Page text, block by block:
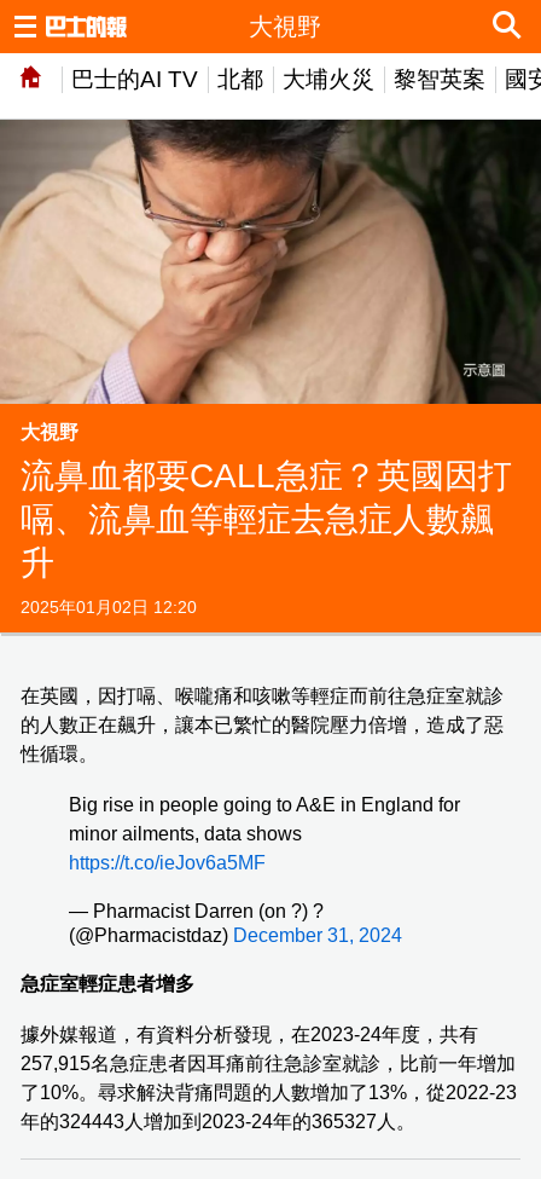
巴士的AI TV 北都 大埔火災 黎智英案 國
大視野
大視野
流鼻血都要CALL急症？英國因打
嗝、流鼻血等輕症去急症人數飆
升
2025年01月02日 12:20
在英國，因打嗝、喉嚨痛和咳嗽等輕症而前往急症室就診
的人數正在飆升，讓本已繁忙的醫院壓力倍增，造成了惡
性循環。
Big rise in people going to A&E in England for
minor ailments, data shows
https://t.co/ieJov6a5MF
— Pharmacist Darren (on ?) ?
(@Pharmacistdaz) December 31, 2024
急症室輕症患者增多
據外媒報道，有資料分析發現，在2023-24年度，共有
257,915名急症患者因耳痛前往急診室就診，比前一年增加
了10%。尋求解決背痛問題的人數增加了13%，從2022-23
年的324443人增加到2023-24年的365327人。